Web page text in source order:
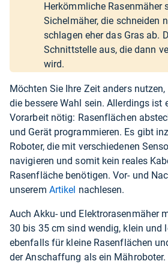
Herkömmliche Rasenmäher
Sichelmäher, die schneiden
schlagen eher das Gras ab.
Schnittstelle aus, die dann
wird.
Möchten Sie Ihre Zeit anders nutzen,
die bessere Wahl sein. Allerdings ist
Vorarbeit nötig: Rasenflächen
und Gerät programmieren. Es gibt
Roboter, die mit verschiedenen
navigieren und somit kein reales
Rasenfläche benötigen. Vor- und
unserem Artikel nachlesen.
Auch Akku- und Elektrorasenmäher
30 bis 35 cm sind wendig, klein und
ebenfalls für kleine Rasenflächen
der Anschaffung als ein Mähroboter.